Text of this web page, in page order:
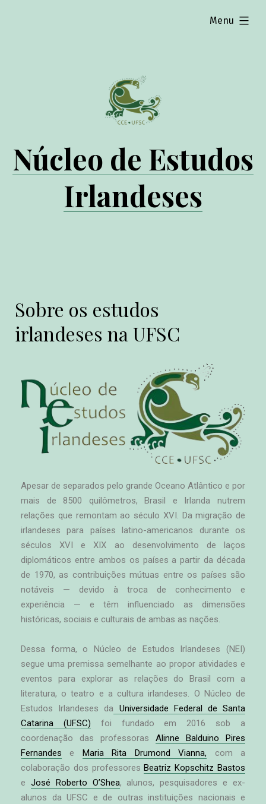
Núcleo de Estudos
Irlandeses
Menu
expanded
Sobre os estudos
irlandeses na UFSC
Apesar de separados pelo grande Oceano Atlântico e por
mais de 8500 quilômetros, Brasil e Irlanda nutrem
relações que remontam ao século XVI. Da migração de
irlandeses para países latino-americanos durante os
séculos XVI e XIX ao desenvolvimento de laços
diplomáticos entre ambos os países a partir da década
de 1970, as contribuições mútuas entre os países são
notáveis — devido à troca de conhecimento e
experiência — e têm influenciado as dimensões
históricas, sociais e culturais de ambas as nações.
Dessa forma, o Núcleo de Estudos Irlandeses (NEI)
segue uma premissa semelhante ao propor atividades e
eventos para explorar as relações do Brasil com a
literatura, o teatro e a cultura irlandeses. O Núcleo de
Estudos Irlandeses da Universidade Federal de Santa
Catarina (UFSC) foi fundado em 2016 sob a
coordenação das professoras Alinne Balduino Pires
Fernandes e Maria Rita Drumond Vianna, com a
colaboração dos professoresBeatriz Kopschitz Bastos
e José Roberto O’Shea, alunos, pesquisadores e ex-
alunos da UFSC e de outras instituições nacionais e